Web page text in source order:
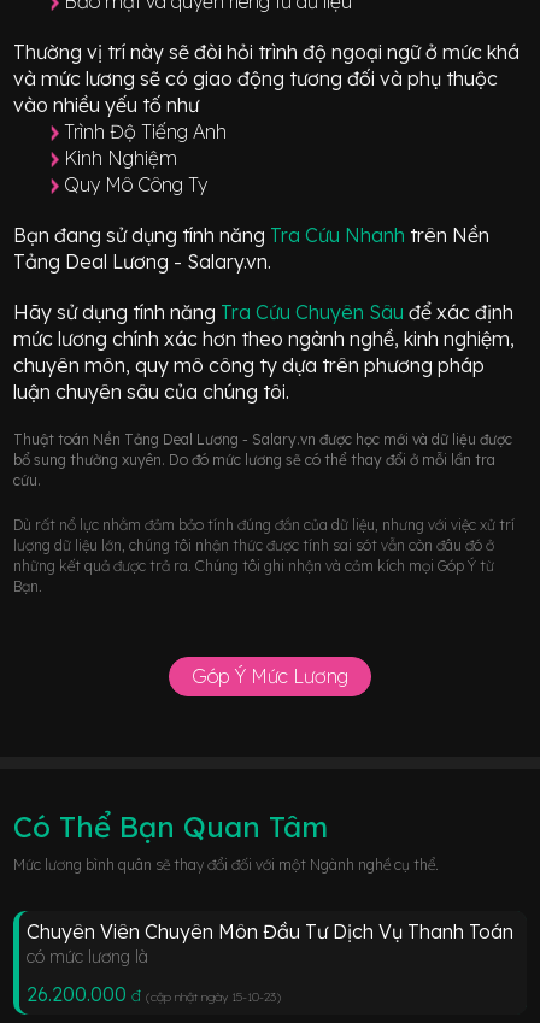
Thường vị trí này sẽ đòi hỏi trình độ ngoại ngữ ở mứckhá
và mức lương sẽ có giao động tương đối và phụ thuộc
vào nhiều yếu tố như
Trình Độ Tiếng Anh
Kinh Nghiệm
Quy Mô Công Ty
Bạn đang sử dụng tính năng Tra Cứu Nhanh trên Nền
Tảng Deal Lương - Salary.vn.
Hãy sử dụng tính năng Tra Cứu Chuyên Sâuđể xác định
mức lương chính xác hơn theo ngành nghề, kinh nghiệm,
chuyên môn, quy mô công ty dựa trên phương pháp
luận chuyên sâu của chúng tôi.
Thuật toán Nền Tảng Deal Lương - Salary.vn được học mới và dữ liệu được
bổ sung thường xuyên. Do đó mức lương sẽ có thể thay đổi ở mỗi lần tra
cứu.
Dù rất nổ lực nhằm đảm bảo tính đúng đắn của dữ liệu, nhưng với việc xử trí
lượng dữ liệu lớn, chúng tôi nhận thức được tính sai sót vẫn còn đâu đó ở
những kết quả được trả ra. Chúng tôi ghi nhận và cảm kích mọi Góp Ý từ
Bạn.
Góp Ý Mức Lương
Có Thể Bạn Quan Tâm
Mức lương bình quân sẽ thay đổi đối với một Ngành nghề cụ thể.
Chuyên Viên Chuyên Môn Đầu Tư Dịch Vụ Thanh Toán
có mức lương là
26.200.000 đ (cập nhật ngày 15-10-23)